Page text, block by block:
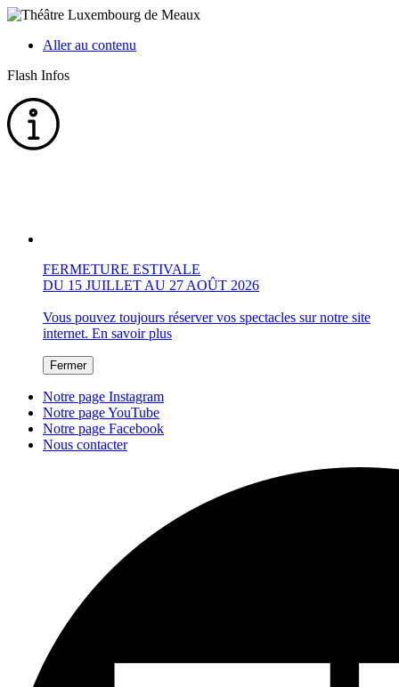
Aller au contenu
Flash Infos
FERMETURE ESTIVALE
DU 15 JUILLET AU 27 AOÛT 2026
Vous pouvez toujours réserver vos spectacles sur notre site
internet. En savoir plus
Fermer
Notre page Instagram
Notre page YouTube
Notre page Facebook
Nous contacter